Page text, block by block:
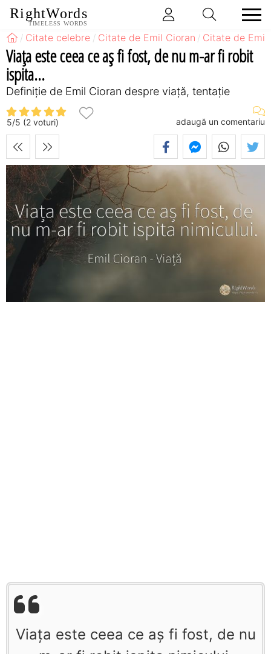
RightWords
TIMELESS WORDS
Citate celebre Citate de Emil Cioran Citate de Emil
Viața este ceea ce aș fi fost, de nu m-ar fi robit
ispita...
Definiţie de Emil Cioran despre viață, tentație
5/5 (2 voturi) adaugă un comentariu
Viața este ceea ce aș fi fost, de nu